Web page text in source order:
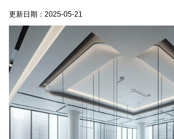
更新日期： 2025-05-21